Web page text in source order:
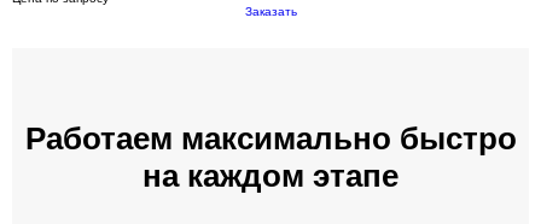
Заказать
Работаем максимально быстро
на каждом этапе